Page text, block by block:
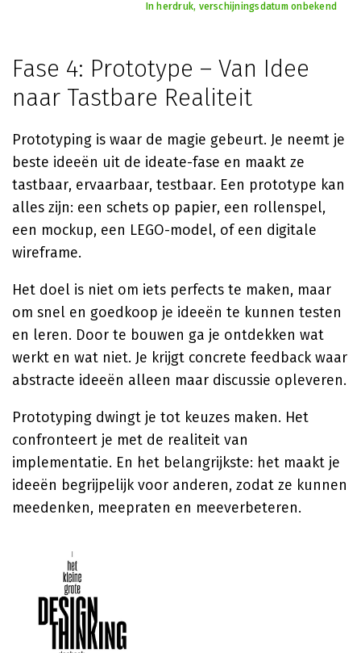
In herdruk, verschijningsdatum onbekend
Fase 4: Prototype – Van Idee
naar Tastbare Realiteit
Prototyping is waar de magie gebeurt. Je neemt je
beste ideeën uit de ideate-fase en maakt ze
tastbaar, ervaarbaar, testbaar. Een prototype kan
alles zijn: een schets op papier, een rollenspel,
een mockup, een LEGO-model, of een digitale
wireframe.
Het doel is niet om iets perfects te maken, maar
om snel en goedkoop je ideeën te kunnen testen
en leren. Door te bouwen ga je ontdekken wat
werkt en wat niet. Je krijgt concrete feedback waar
abstracte ideeën alleen maar discussie opleveren.
Prototyping dwingt je tot keuzes maken. Het
confronteert je met de realiteit van
implementatie. En het belangrijkste: het maakt je
ideeën begrijpelijk voor anderen, zodat ze kunnen
meedenken, meepraten en meeverbeteren.